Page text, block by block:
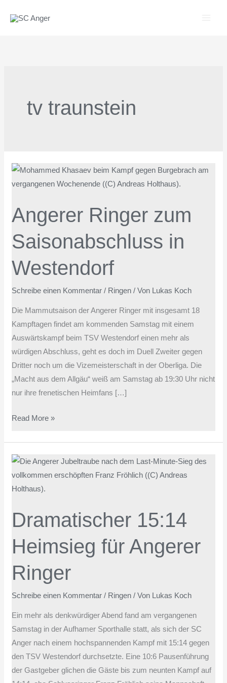
Inhalt
tv traunstein
Angerer Ringer zum
Saisonabschluss in
Westendorf
Schreibe einen Kommentar / Ringen / Von Lukas Koch
Die Mammutsaison der Angerer Ringer mit insgesamt 18
Kampftagen findet am kommenden Samstag mit einem
Auswärtskampf beim TSV Westendorf einen mehr als
würdigen Abschluss, geht es doch im Duell Zweiter gegen
Dritter noch um die Vizemeisterschaft in der Oberliga. Die
„Macht aus dem Allgäu“ weiß am Samstag ab 19:30 Uhr nicht
nur ihre frenetischen Heimfans […]
Angerer
Ringer
Saisonabschluss
in
Westendorf
Read More »
Dramatischer 15:14
Heimsieg für Angerer
Ringer
Schreibe einen Kommentar / Ringen / Von Lukas Koch
Ein mehr als denkwürdiger Abend fand am vergangenen
Samstag in der Aufhamer Sporthalle statt, als sich der SC
Anger nach einem hochspannenden Kampf mit 15:14 gegen
den TSV Westendorf durchsetzte. Eine 10:6 Pausenführung
der Gastgeber glichen die Gäste bis zum neunten Kampf auf
Dramatischer
15:14
Heimsieg
Angerer
Ringer